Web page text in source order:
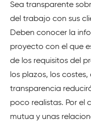
Sea transparente
del trabajo con sus
Deben conocer la
proyecto con el que
de los requisitos del
los plazos, los
transparencia
poco realistas. Por el
mutua y unas